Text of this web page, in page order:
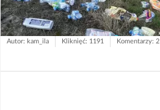
Autor: kam_ila Kliknięć: 1191 Komentarzy: 2